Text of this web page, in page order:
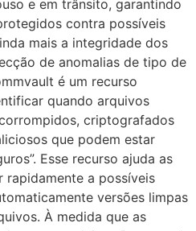
e em trânsito, garantindo
contra possíveis
mais a integridade dos
de anomalias de tipo de
é um recurso
quando arquivos
criptografados
que podem estar
Esse recurso ajuda as
rapidamente a possíveis
versões limpas
À medida que as